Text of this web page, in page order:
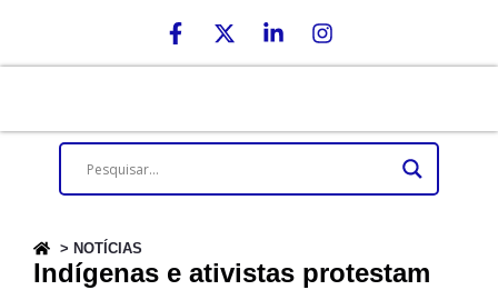
> NOTÍCIAS
Indígenas e ativistas protestam